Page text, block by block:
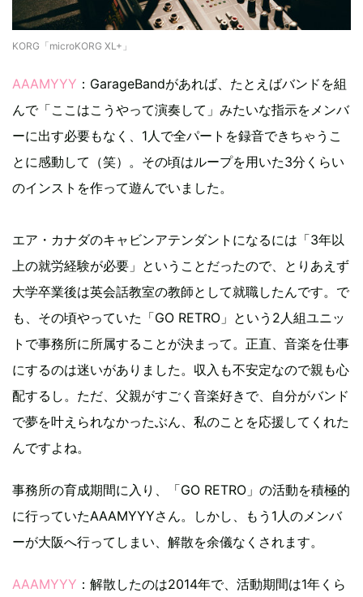
KORG「microKORG XL+」
AAAMYYY ：GarageBandがあれば、たとえばバンドを組
んで「ここはこうやって演奏して」みたいな指示をメンバ
ーに出す必要もなく、1人で全パートを録音できちゃうこ
とに感動して（笑）。その頃はループを用いた3分くらい
のインストを作って遊んでいました。
エア・カナダのキャビンアテンダントになるには「3年以
上の就労経験が必要」ということだったので、とりあえず
大学卒業後は英会話教室の教師として就職したんです。で
も、その頃やっていた「GO RETRO」という2人組ユニッ
トで事務所に所属することが決まって。正直、音楽を仕事
にするのは迷いがありました。収入も不安定なので親も心
配するし。ただ、父親がすごく音楽好きで、自分がバンド
で夢を叶えられなかったぶん、私のことを応援してくれた
んですよね。
事務所の育成期間に入り、「GO RETRO」の活動を積極的
に行っていたAAAMYYYさん。しかし、もう1人のメンバ
ーが大阪へ行ってしまい、解散を余儀なくされます。
AAAMYYY ：解散したのは2014年で、活動期間は1年くら